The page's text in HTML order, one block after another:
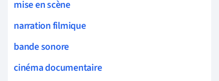
mise en scène
narration filmique
bande sonore
cinéma documentaire